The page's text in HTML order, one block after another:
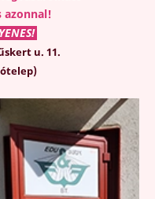
azonnal!
u. 11.